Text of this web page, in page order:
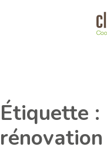
Étiquette :
rénovation